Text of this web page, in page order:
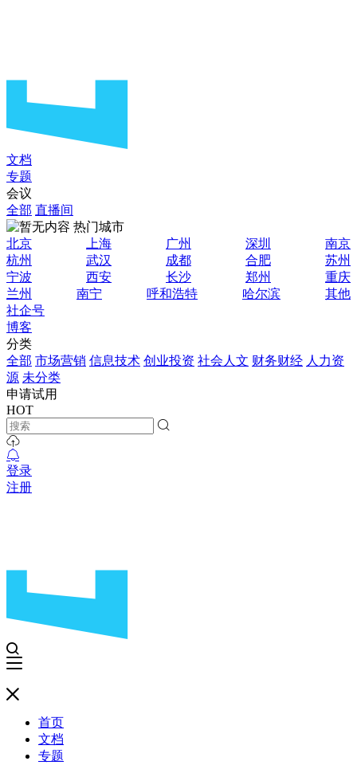
文档
专题
会议
全部 直播间
热门城市
北京
上海 广州 深圳
南京
杭州
武汉 成都 合肥
苏州
宁波
西安 长沙 郑州
重庆
兰州
南宁 呼和浩特 哈尔滨
其他
社企号
博客
分类
全部 市场营销 信息技术 创业投资 社会人文 财务财经 人力资
源 未分类
申请试用
HOT
登录
注册
首页
文档
专题